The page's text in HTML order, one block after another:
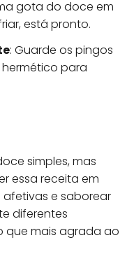
gota do doce em
está pronto.
: Guarde os pingos
para
simples, mas
essa receita em
afetivas e saborear
diferentes
que mais agrada ao